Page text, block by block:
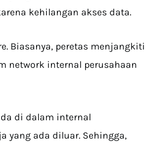
kehilangan akses data.
Biasanya, peretas menjangkiti
network internal perusahaan
di dalam internal
yang ada diluar. Sehingga,